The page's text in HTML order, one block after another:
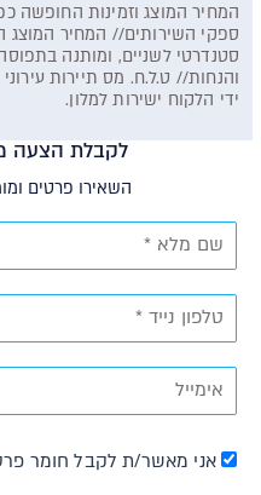
המחיר המוצג וזמינות החופשה
סטנדרטי לשניים, ומותנה
ידי הלקוח ישירות למלון.
לקבלת הצעה
השאירו פרטים
אני מאשר/ת לקבל חומר